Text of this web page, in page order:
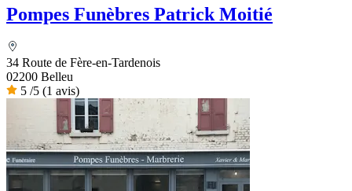
Pompes Funèbres Patrick Moitié
34 Route de Fère-en-Tardenois
02200 Belleu
5 /5 (1 avis)